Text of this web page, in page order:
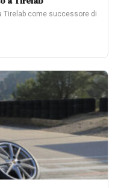
Tirelab come successore di